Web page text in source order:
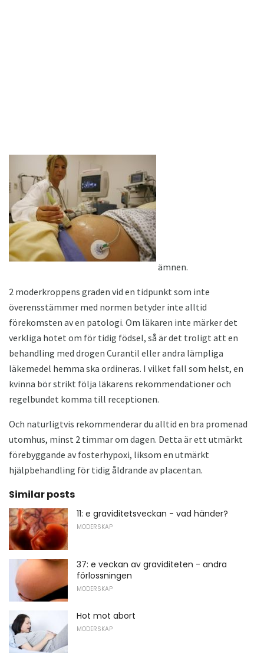
ämnen.
2 moderkroppens graden vid en tidpunkt som inte
överensstämmer med normen betyder inte alltid
förekomsten av en patologi. Om läkaren inte märker det
verkliga hotet om för tidig födsel, så är det troligt att en
behandling med drogen Curantil eller andra lämpliga
läkemedel hemma ska ordineras. I vilket fall som helst, en
kvinna bör strikt följa läkarens rekommendationer och
regelbundet komma till receptionen.
Och naturligtvis rekommenderar du alltid en bra promenad
utomhus, minst 2 timmar om dagen. Detta är ett utmärkt
förebyggande av fosterhypoxi, liksom en utmärkt
hjälpbehandling för tidig åldrande av placentan.
Similar posts
11: e graviditetsveckan - vad händer?
MODERSKAP
37: e veckan av graviditeten - andra
förlossningen
MODERSKAP
Hot mot abort
MODERSKAP